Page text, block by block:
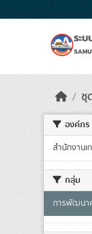
ชุ
องค์กร
สำนักงาน
กลุ่ม
การพัฒนา